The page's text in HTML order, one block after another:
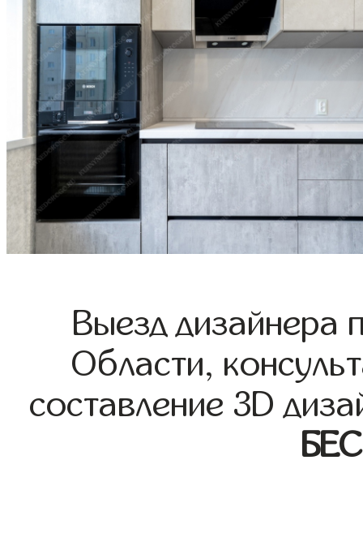
Выезд дизайнера
Области,
составление 3D